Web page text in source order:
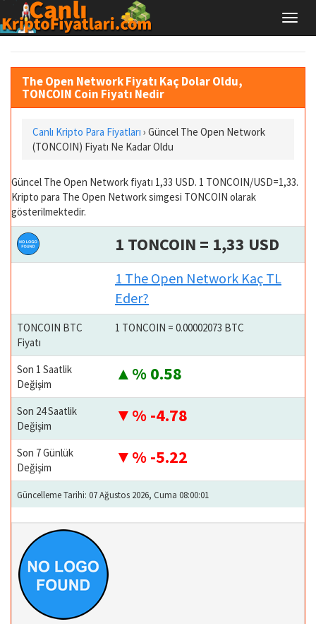
The Open Network Fiyatı Kaç Dolar Oldu,
TONCOIN Coin Fiyatı Nedir
Canlı Kripto Para Fiyatları › Güncel The Open Network
(TONCOIN) Fiyatı Ne Kadar Oldu
Güncel The Open Network fiyatı 1,33 USD. 1 TONCOIN/USD=1,33.
Kripto para The Open Network simgesi TONCOIN olarak
gösterilmektedir.
1 TONCOIN = 1,33 USD
1 The Open Network Kaç TL
Eder?
TONCOIN BTC
Fiyatı
1 TONCOIN = 0.00002073 BTC
Son 1 Saatlik
Değişim
% 0.58
Son 24 Saatlik
Değişim
% -4.78
Son 7 Günlük
Değişim
% -5.22
Güncelleme Tarihi: 07 Ağustos 2026, Cuma 08:00:01